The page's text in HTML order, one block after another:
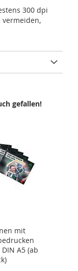
300 dpi
vermeiden,
gefallen!
mit
A5 (ab